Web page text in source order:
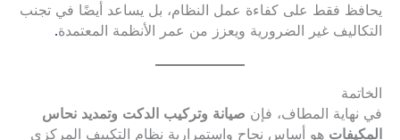
يحافظ فقط على كفاءة عمل النظام، بل يساعد أيضًا في تجنب
التكاليف غير الضرورية ويعزز من عمر الأنظمة المعتمدة.
الخاتمة
في نهاية المطاف، فإن صيانة وتركيب الدكت وتمديد نحاس
المكيفات هو أساس نجاح واستمرارية نظام التكييف المركزي